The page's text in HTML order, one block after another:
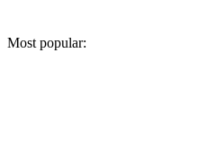
Most popular: